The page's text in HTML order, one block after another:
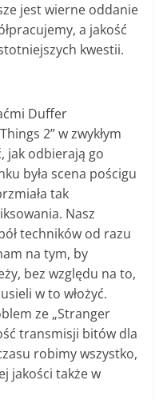
jest wierne oddanie
a jakość
kwestii.
Duffer
2” w zwykłym
jak odbierają go
była scena pościgu
tak
Nasz
techników od razu
na tym, by
bez względu na to,
w to włożyć.
ze „Stranger
transmisji bitów dla
robimy wszystko,
jakości także w